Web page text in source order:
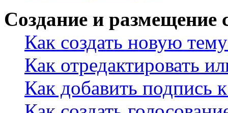
Создание и размещение
Как создать новую
Как отредактировать
Как добавить подпись